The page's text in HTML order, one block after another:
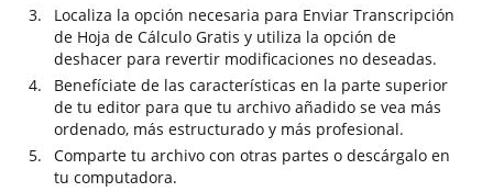
Localiza la opción necesaria para Enviar Transcripción
de Hoja de Cálculo Gratis y utiliza la opción de
deshacer para revertir modificaciones no deseadas.
Benefíciate de las características en la parte superior
de tu editor para que tu archivo añadido se vea más
ordenado, más estructurado y más profesional.
Comparte tu archivo con otras partes o descárgalo en
tu computadora.